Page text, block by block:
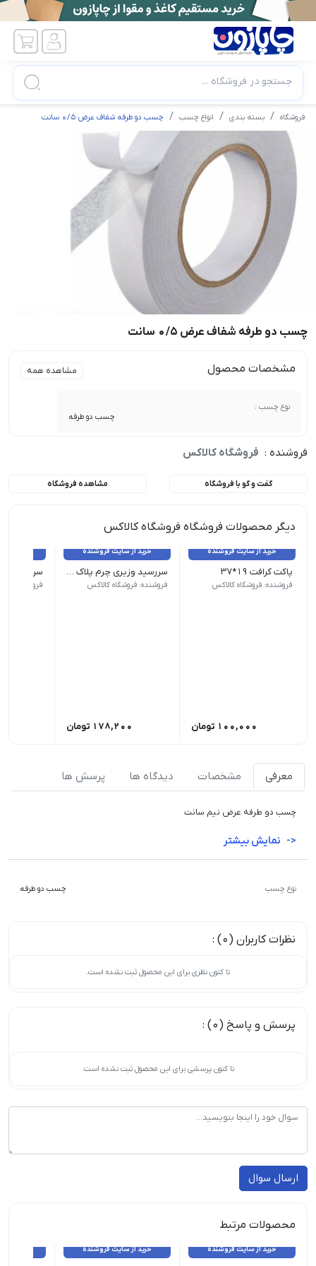
جستجو در فروشگاه ...
فروشگاه بسته بندی انواع چسب چسب دو طرفه شفاف عرض 0/5 سانت
چسب دو طرفه شفاف عرض 0/5 سانت
مشخصات محصول مشاهده همه
نوع چسب :
چسب دو طرفه
فروشنده : فروشگاه کالاکس
گفت و گو با فروشگاه مشاهده فروشگاه
دیگر محصولات فروشگاه فروشگاه کالاکس
خرید از سایت فروشنده
پاکت کرافت ۱۹*۳۷
پاکت کرافت | سایز ۱۹ در ۳۷ | تعداد در هرکیلو = 50 عدد
فروشنده: فروشگاه کالاکس
100,000 تومان
خرید از سایت فروشنده
سررسید وزیری چرم پلاک دار ابعاد: ۲۴*۱۷*۲ سانتیمتر | سایز تقویم: وزیری | وزن کاغذ: 80 گرمی | نوع صحافی: دوخت
فروشنده: فروشگاه کالاکس
178,200 تومان
ابعاد:
فروشنده:
معرفی مشخصات دیدگاه ها پرسش ها
چسب دو طرفه عرض نیم سانت
نوع چسب چسب دو طرفه
نظرات کاربران (0) :
تا کنون نظری برای این محصول ثبت نشده است.
پرسش و پاسخ (0) :
تا کنون پرسشی برای این محصول ثبت نشده است.
ارسال سوال
محصولات مرتبط
خرید از سایت فروشنده خرید از سایت فروشنده